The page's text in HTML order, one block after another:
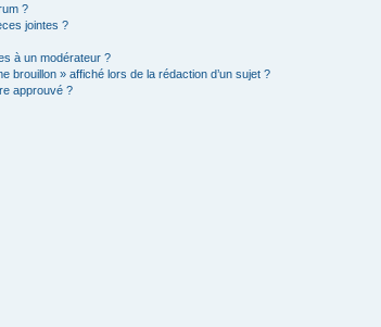
?
jointes ?
à un modérateur ?
brouillon » affiché lors de la rédaction d’un sujet ?
approuvé ?